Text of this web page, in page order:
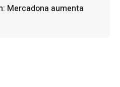
Mercadona aumenta